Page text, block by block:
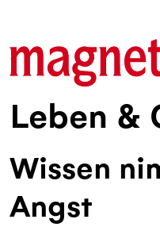
Leben &
Wissen
Angst